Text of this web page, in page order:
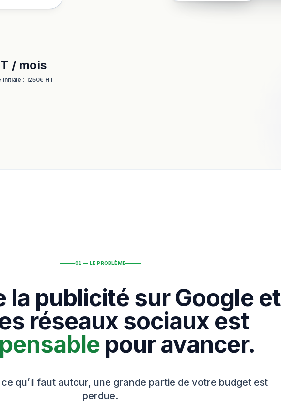
/ mois
initiale : 1250€ HT
01 — LE PROBLÈME
la publicité sur Google et
réseaux sociaux est
pour avancer.
qu’il faut autour, une grande partie de votre budget est
perdue.